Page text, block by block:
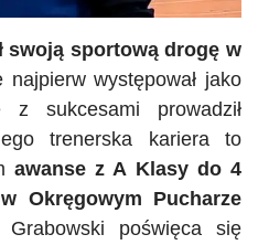
swoją sportową drogę w
najpierw występował jako
z sukcesami prowadził
trenerska kariera to
awanse z A Klasy do 4
Okręgowym Pucharze
poświęca się